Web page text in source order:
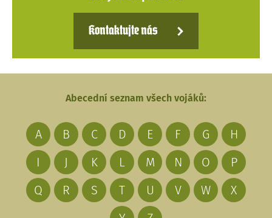
Kontaktujte nás
Abecední seznam všech vojáků:
A B C D E F G
H
I
J K L M N O
P
Q
R S T U V W
X